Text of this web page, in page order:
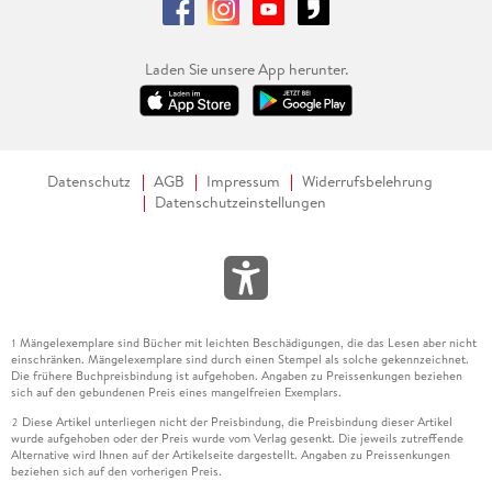
Laden Sie unsere App herunter.
Datenschutz AGB Impressum
Widerrufsbelehrung
Datenschutzeinstellungen
1 Mängelexemplare sind Bücher mit leichten Beschädigungen, die das Lesen aber nicht
einschränken. Mängelexemplare sind durch einen Stempel als solche gekennzeichnet.
Die frühere Buchpreisbindung ist aufgehoben. Angaben zu Preissenkungen beziehen
sich auf den gebundenen Preis eines mangelfreien Exemplars.
2 Diese Artikel unterliegen nicht der Preisbindung, die Preisbindung dieser Artikel
wurde aufgehoben oder der Preis wurde vom Verlag gesenkt. Die jeweils zutreffende
Alternative wird Ihnen auf der Artikelseite dargestellt. Angaben zu Preissenkungen
beziehen sich auf den vorherigen Preis.